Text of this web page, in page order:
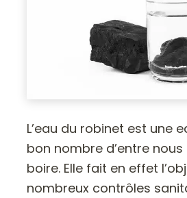
L’eau du robinet est une
bon nombre d’entre nous
boire. Elle fait en effet
nombreux contrôles